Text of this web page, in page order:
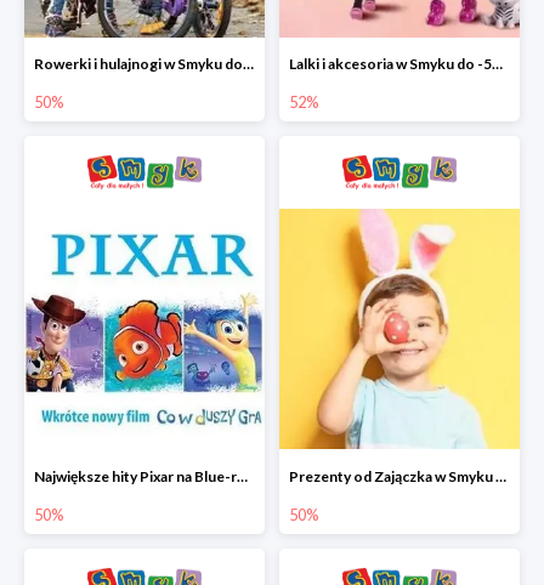
Rowerki i hulajnogi w Smyku do -50%
50%
Lalki i akcesoria w Smyku do -52%
52%
Największe hity Pixar na Blue-rey i DVD w Smyku - drugi film -50%
50%
Prezenty od Zajączka w Smyku do -50%
50%